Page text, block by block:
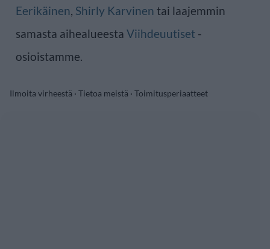
Eerikäinen, Shirly Karvinen tai laajemmin
samasta aihealueesta Viihdeuutiset -
osioistamme.
Ilmoita virheestä · Tietoa meistä · Toimitusperiaatteet